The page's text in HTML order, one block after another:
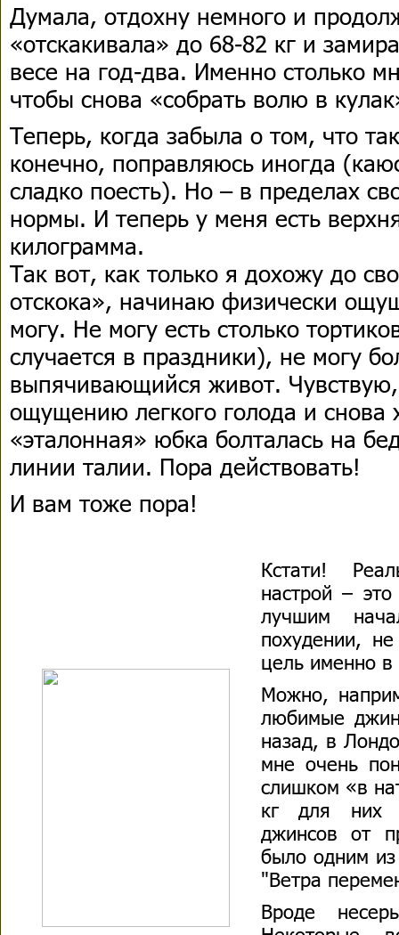
Думала, отдохну немного и
«отскакивала» до 68-82 кг и
весе на год-два. Именно столько
чтобы снова «собрать волю в
Теперь, когда забыла о том, что
конечно, поправляюсь иногда
сладко поесть). Но – в пределах
нормы. И теперь у меня есть
килограмма.
Так вот, как только я дохожу до
отскока», начинаю физически
могу. Не могу есть столько
случается в праздники), не могу
выпячивающийся живот. Чувствую,
ощущению легкого голода и снова
«эталонная» юбка болталась на
линии талии. Пора действовать!
И вам тоже пора!
Кстати!
настрой –
лучшим
похудении,
цель именно
Можно,
любимые
назад, в
мне очень
слишком «в
кг для них
джинсов от
было одним из
"Ветра
Вроде